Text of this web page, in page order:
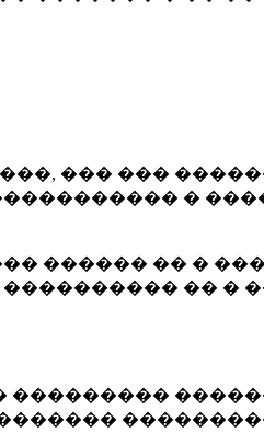
��� ���
�
������ �� �
�� �
���������